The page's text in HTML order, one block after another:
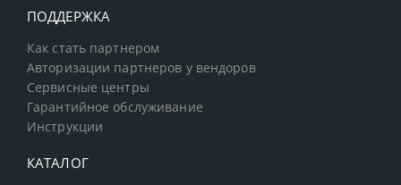
ПОДДЕРЖКА
Как стать партнером
Авторизации партнеров у вендоров
Сервисные центры
Гарантийное обслуживание
Инструкции
КАТАЛОГ